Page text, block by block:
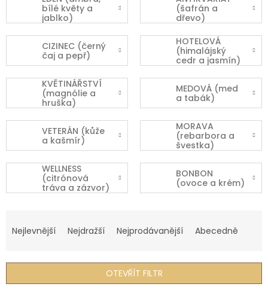
bílé květy a
jablko)
(šafrán a
dřevo)
CIZINEC (černý
čaj a pepř)
HOTELOVÁ
(himalájský
cedr a jasmín)
KVĚTINÁŘSTVÍ
(magnólie a
hruška)
MEDOVÁ (med
a tabák)
VETERÁN (kůže
a kašmír)
MORAVA
(rebarbora a
švestka)
WELLNESS
(citrónová
tráva a zázvor)
BONBON
(ovoce a krém)
a
í
Nejlevnější Nejdražší Nejprodávanější Abecedně
OTEVŘÍT FILTR